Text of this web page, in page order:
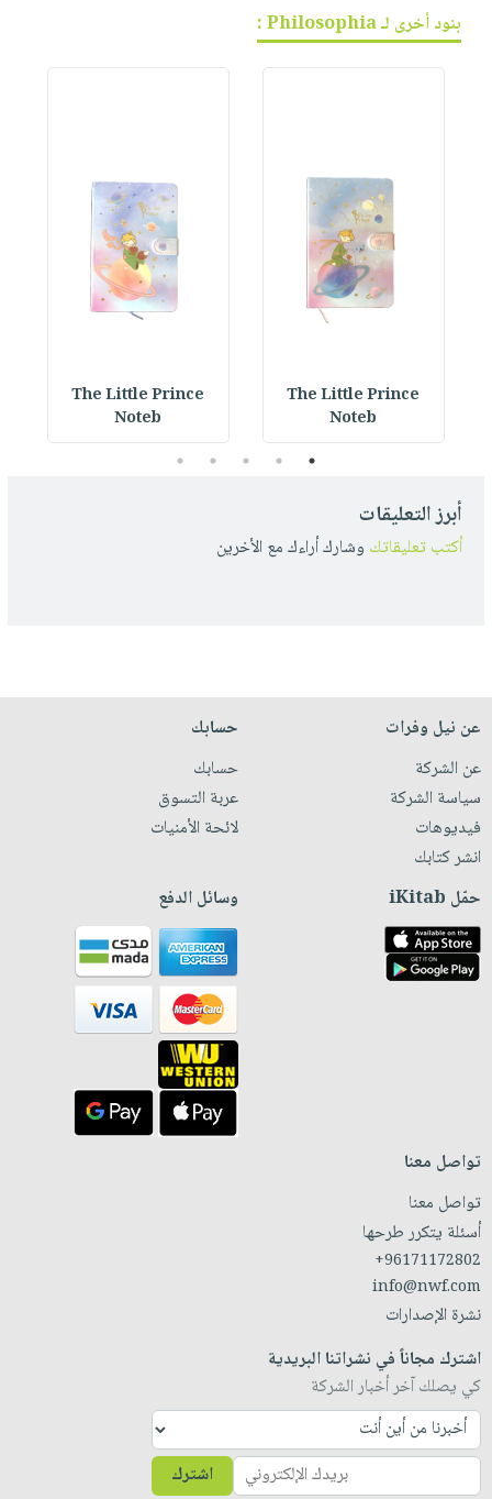
بنود أخرى لـ Philosophia :
The Little Prince
Noteb
The Little Prince
Noteb
1
2
3
4
5
أبرز التعليقات
أكتب تعليقاتك وشارك أراءك مع الأخرين
عن نيل وفرات
عن الشركة
سياسة الشركة
فيديوهات
انشر كتابك
حسابك
حسابك
عربة التسوق
لائحة الأمنيات
حمّل iKitab وسائل الدفع
تواصل معنا
تواصل معنا
أسئلة يتكرر طرحها
+96171172802
info@nwf.com
نشرة الإصدارات
اشترك مجاناً في نشراتنا البريدية
كي يصلك آخر أخبار الشركة
اشترك